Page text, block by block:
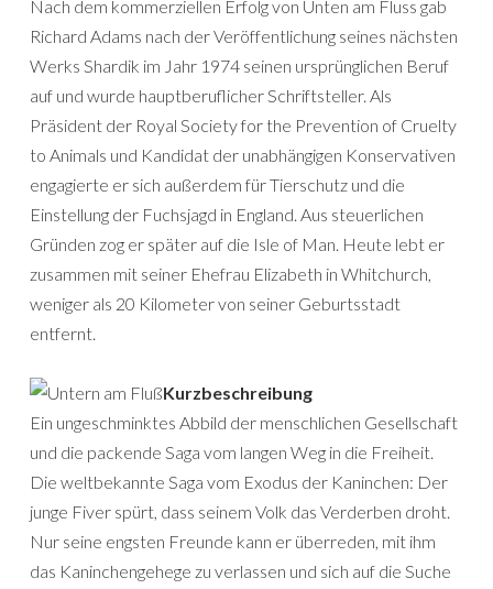
Nach dem kommerziellen Erfolg von Unten am Fluss gab
Richard Adams nach der Veröffentlichung seines nächsten
Werks Shardik im Jahr 1974 seinen ursprünglichen Beruf
auf und wurde hauptberuflicher Schriftsteller. Als
Präsident der Royal Society for the Prevention of Cruelty
to Animals und Kandidat der unabhängigen Konservativen
engagierte er sich außerdem für Tierschutz und die
Einstellung der Fuchsjagd in England. Aus steuerlichen
Gründen zog er später auf die Isle of Man. Heute lebt er
zusammen mit seiner Ehefrau Elizabeth in Whitchurch,
weniger als 20 Kilometer von seiner Geburtsstadt
entfernt.
Kurzbeschreibung
Ein ungeschminktes Abbild der menschlichen Gesellschaft
und die packende Saga vom langen Weg in die Freiheit.
Die weltbekannte Saga vom Exodus der Kaninchen: Der
junge Fiver spürt, dass seinem Volk das Verderben droht.
Nur seine engsten Freunde kann er überreden, mit ihm
das Kaninchengehege zu verlassen und sich auf die Suche